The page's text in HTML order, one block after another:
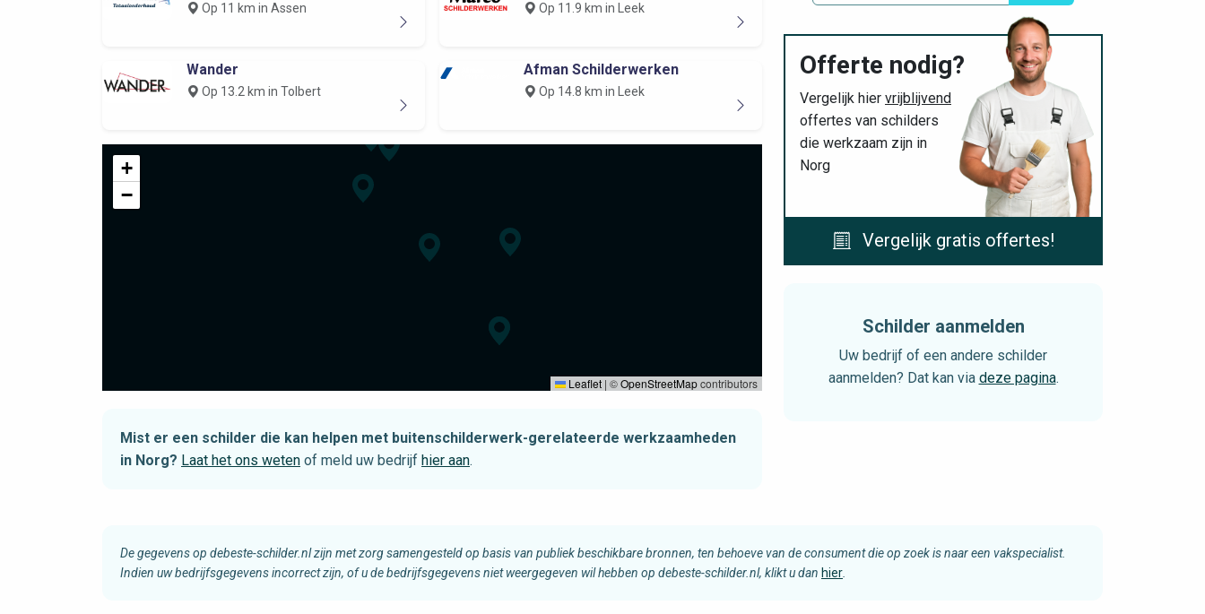
Op 11 km in Assen Op 11.9 km in Leek
Wander
Op 13.2 km in Tolbert
Afman Schilderwerken
Op 14.8 km in Leek
+
−
Leaflet | ©OpenStreetMapcontributors
Mist er een schilder die kan helpen met buitenschilderwerk-gerelateerde werkzaamheden
in Norg? Laat het ons weten of meld uw bedrijf hier aan.
Offerte nodig?
Vergelijk hier vrijblijvend
offertes van schilders
die werkzaam zijn in
Norg
Vergelijk gratis offertes!
Schilder aanmelden
Uw bedrijf of een andere schilder
aanmelden? Dat kan via deze pagina.
De gegevens op debeste-schilder.nl zijn met zorg samengesteld op basis van publiek beschikbare bronnen, ten behoeve van de consument die op zoek is naar een vakspecialist.
Indien uw bedrijfsgegevens incorrect zijn, of u de bedrijfsgegevens niet weergegeven wil hebben op debeste-schilder.nl, klikt u dan hier